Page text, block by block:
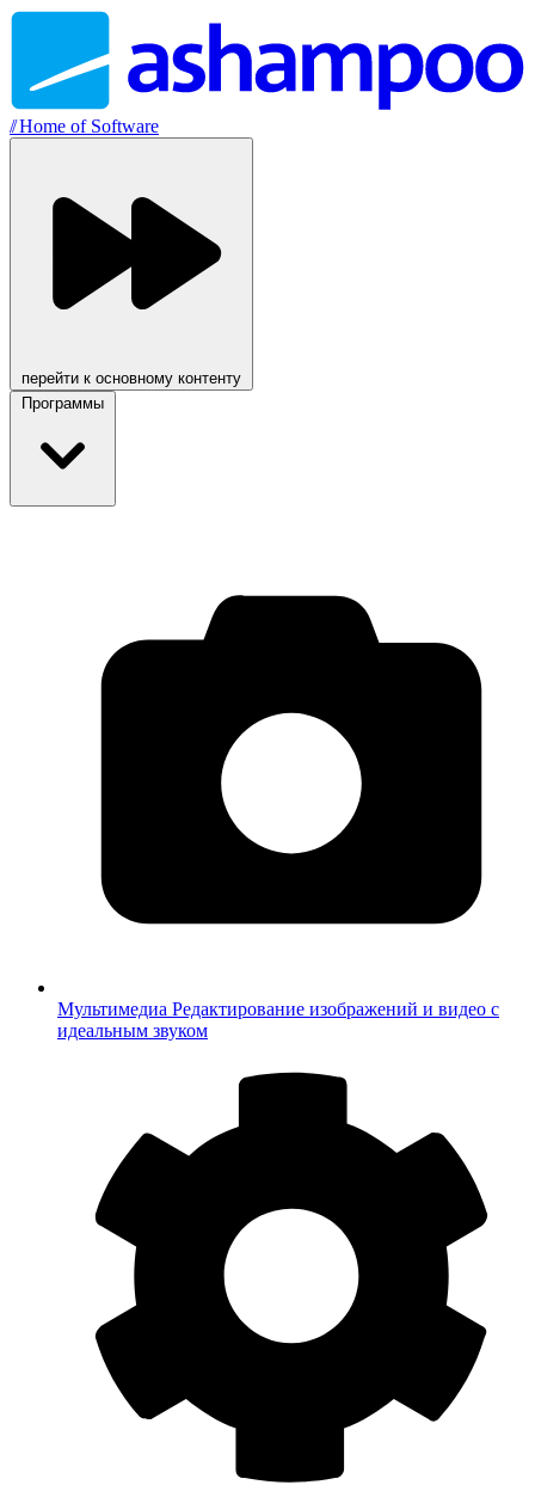
//Home of Software
перейти к основному контенту
Программы
Мультимедиа Редактирование изображений и видео с
идеальным звуком